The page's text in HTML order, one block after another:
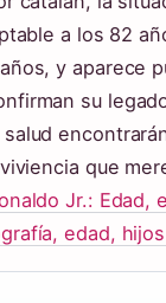
a los 82
y aparece
su
que
Jr.: Edad,
edad,